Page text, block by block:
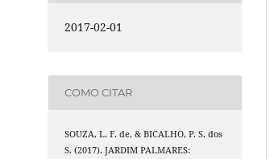
2017-02-01
COMO CITAR
SOUZA, L. F. de, & BICALHO, P. S. dos
S. (2017). JARDIM PALMARES: